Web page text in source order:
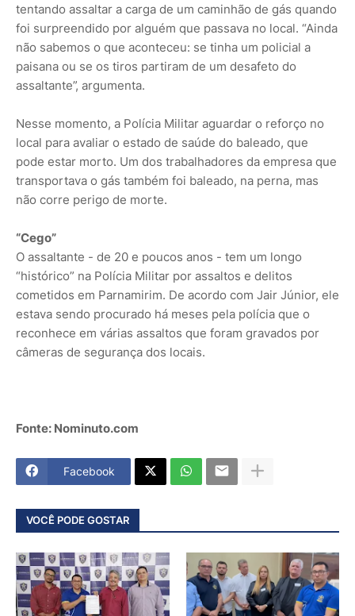
tentando assaltar a carga de um caminhão de gás quando
foi surpreendido por alguém que passava no local. “Ainda
não sabemos o que aconteceu: se tinha um policial a
paisana ou se os tiros partiram de um desafeto do
assaltante”, argumenta.
Nesse momento, a Polícia Militar aguardar o reforço no
local para avaliar o estado de saúde do baleado, que
pode estar morto. Um dos trabalhadores da empresa que
transportava o gás também foi baleado, na perna, mas
não corre perigo de morte.
“Cego”
O assaltante - de 20 e poucos anos - tem um longo
“histórico” na Polícia Militar por assaltos e delitos
cometidos em Parnamirim. De acordo com Jair Júnior, ele
estava sendo procurado há meses pela polícia que o
reconhece em várias assaltos que foram gravados por
câmeras de segurança dos locais.
Fonte: Nominuto.com
Facebook
VOCÊ PODE GOSTAR